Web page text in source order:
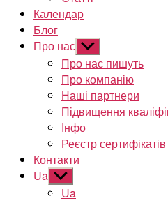
Календар
Блог
Про нас Показати
підменю
Про нас пишуть
Про компанію
Наші партнери
Підвищення
Інфо
Реєстр сертифікатів
Контакти
Ua Показати
підменю
Ua